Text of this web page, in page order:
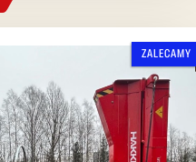
ZALECAMY